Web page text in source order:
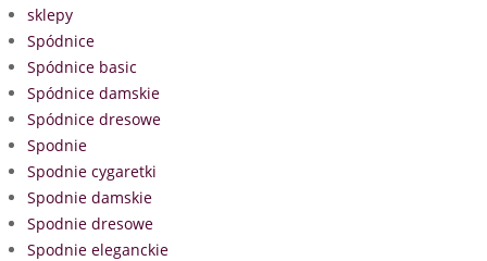
sklepy
Spódnice
Spódnice basic
Spódnice damskie
Spódnice dresowe
Spodnie
Spodnie cygaretki
Spodnie damskie
Spodnie dresowe
Spodnie eleganckie